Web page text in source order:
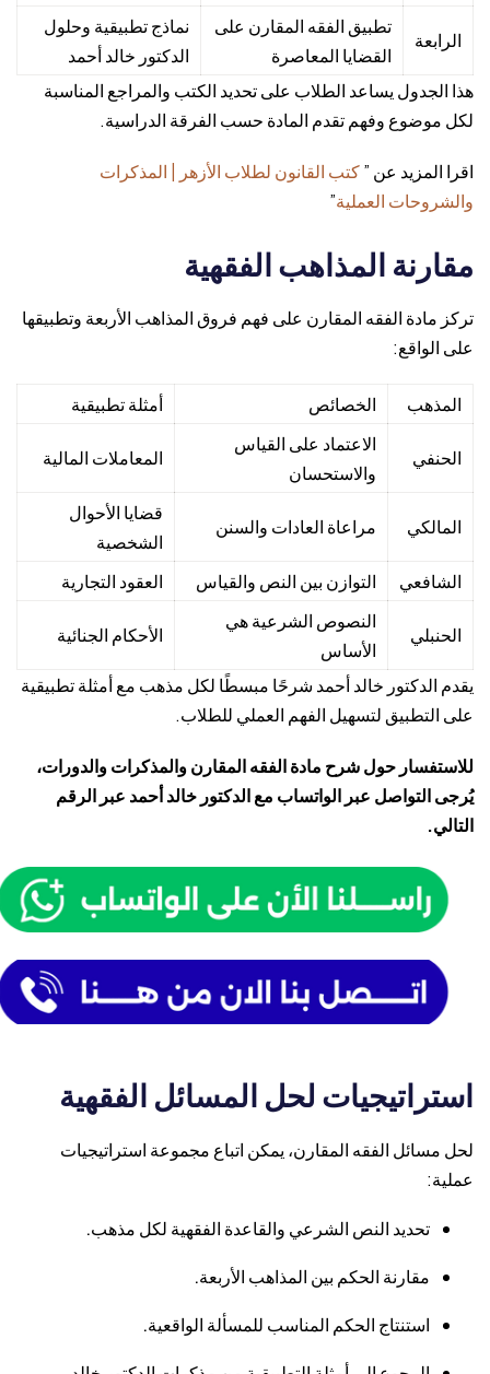
الرابعة
تطبيق الفقه المقارن على
القضايا المعاصرة
نماذج تطبيقية وحلول
الدكتور خالد أحمد
هذا الجدول يساعد الطلاب على تحديد الكتب والمراجع المناسبة
لكل موضوع وفهم تقدم المادة حسب الفرقة الدراسية.
اقرا المزيد عن ”كتب القانون لطلاب الأزهر | المذكرات
والشروحات العملية”
مقارنة المذاهب الفقهية
تركز مادة الفقه المقارن على فهم فروق المذاهب الأربعة وتطبيقها
على الواقع:
المذهب الخصائص أمثلة تطبيقية
الحنفي
الاعتماد على القياس
والاستحسان
المعاملات المالية
المالكي مراعاة العادات والسنن
قضايا الأحوال
الشخصية
الشافعي
التوازن بين النص والقياس العقود التجارية
الحنبلي
النصوص الشرعية هي
الأساس
الأحكام الجنائية
يقدم الدكتور خالد أحمد شرحًا مبسطًا لكل مذهب مع أمثلة تطبيقية
على التطبيق لتسهيل الفهم العملي للطلاب.
للاستفسار حول شرح مادة الفقه المقارن والمذكرات والدورات،
يُرجى التواصل عبر الواتساب مع الدكتور خالد أحمد عبر الرقم
التالي.
استراتيجيات لحل المسائل الفقهية
لحل مسائل الفقه المقارن، يمكن اتباع مجموعة استراتيجيات
عملية:
تحديد النص الشرعي والقاعدة الفقهية لكل مذهب.
مقارنة الحكم بين المذاهب الأربعة.
استنتاج الحكم المناسب للمسألة الواقعية.